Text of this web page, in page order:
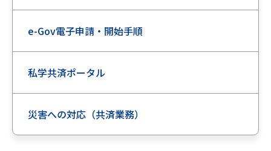
e-Gov電子申請・開始手順
私学共済ポータル
災害への対応（共済業務）